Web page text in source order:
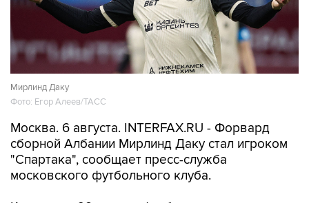
Мирлинд Даку
Фото: Егор Алеев/ТАСС
Москва. 6 августа. INTERFAX.RU - Форвард
сборной Албании Мирлинд Даку стал игроком
"Спартака", сообщает пресс-служба
московского футбольного клуба.